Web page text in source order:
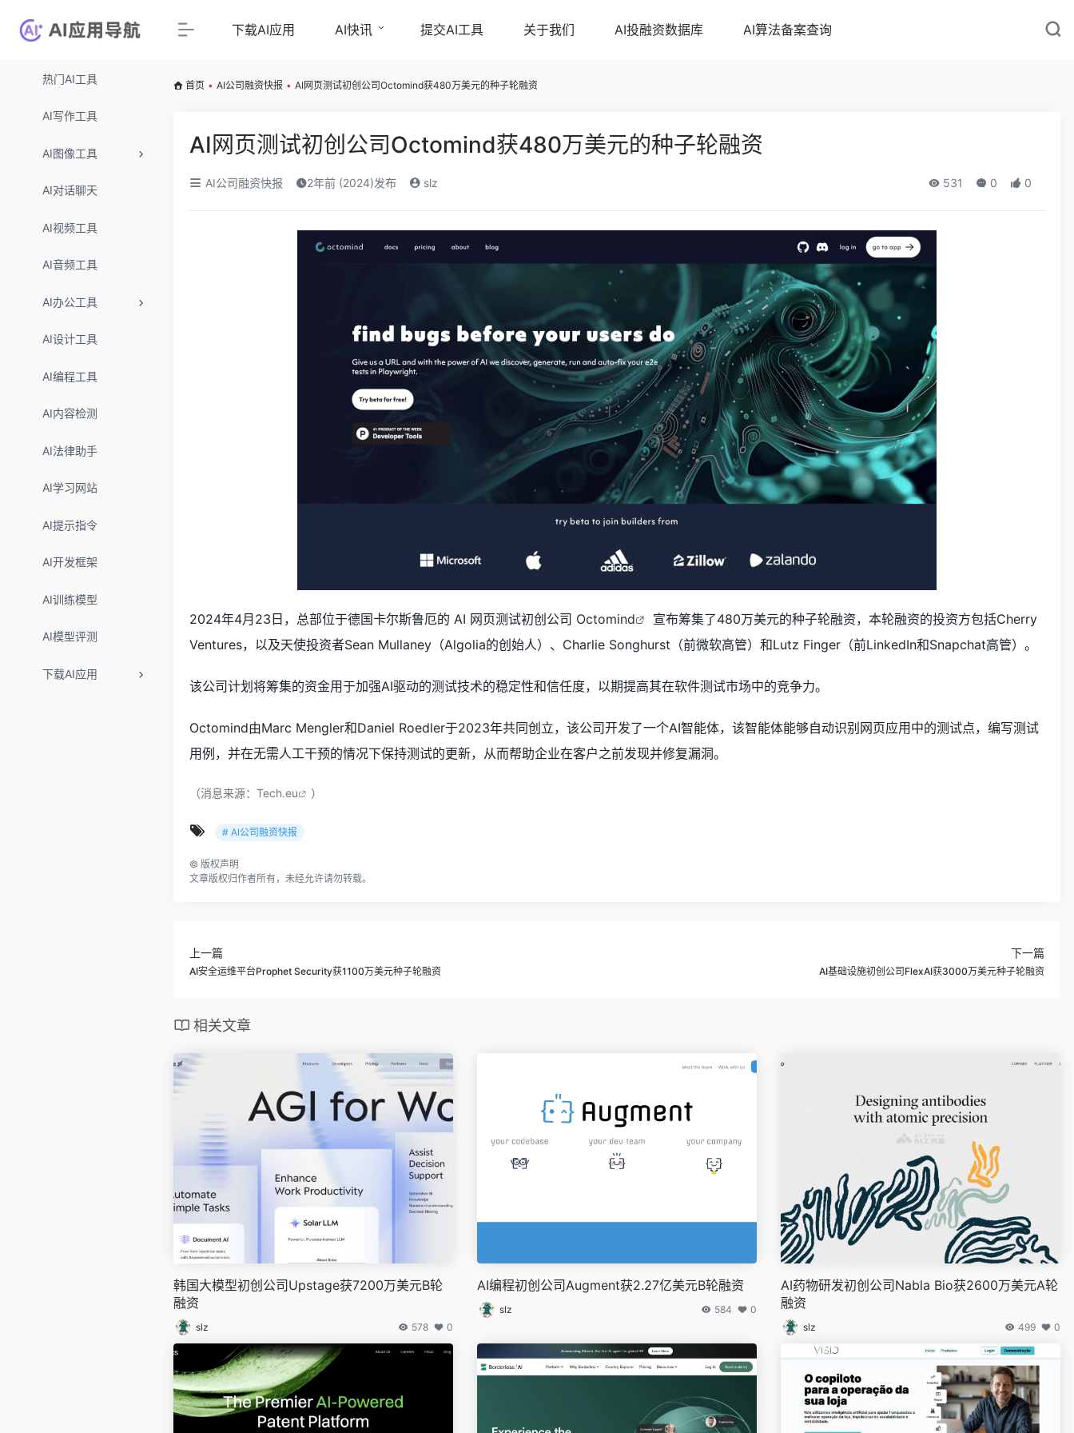
热门AI工具
AI写作工具
AI图像工具
AI对话聊天
AI视频工具
AI音频工具
AI办公工具
AI设计工具
AI编程工具
AI内容检测
AI法律助手
AI学习网站
AI提示指令
AI开发框架
AI训练模型
AI模型评测
下载AI应用
下载AI应用 AI快讯 提交AI工具 关于我们 AI投融资数据库 AI算法备案查询
首页 • AI公司融资快报 • AI网页测试初创公司Octomind获480万美元的种子轮融资
AI网页测试初创公司Octomind获480万美元的种子轮融资
AI公司融资快报 2年前 (2024)发布 slz 531 0 0
2024年4月23日，总部位于德国卡尔斯鲁厄的 AI 网页测试初创公司 Octomind
宣布筹集了480万美元的种子轮融资，本轮融资的投资方包括Cherry
Ventures，以及天使投资者Sean Mullaney（Algolia的创始人）、Charlie Songhurst（前微软高管）和Lutz Finger（前LinkedIn和Snapchat高管）。
该公司计划将筹集的资金用于加强AI驱动的测试技术的稳定性和信任度，以期提高其在软件测试市场中的竞争力。
Octomind由Marc Mengler和Daniel Roedler于2023年共同创立，该公司开发了一个AI智能体，该智能体能够自动识别网页应用中的测试点，编写测试
用例，并在无需人工干预的情况下保持测试的更新，从而帮助企业在客户之前发现并修复漏洞。
（消息来源： Tech.eu ）
# AI公司融资快报
© 版权声明
文章版权归作者所有，未经允许请勿转载。
上一篇
AI安全运维平台Prophet Security获1100万美元种子轮融资
下一篇
AI基础设施初创公司FlexAI获3000万美元种子轮融资
相关文章
韩国大模型初创公司Upstage获7200万美元B轮
融资
slz 578 0
AI编程初创公司Augment获2.27亿美元B轮融资
slz 584 0
AI药物研发初创公司Nabla Bio获2600万美元A轮
融资
slz 499 0